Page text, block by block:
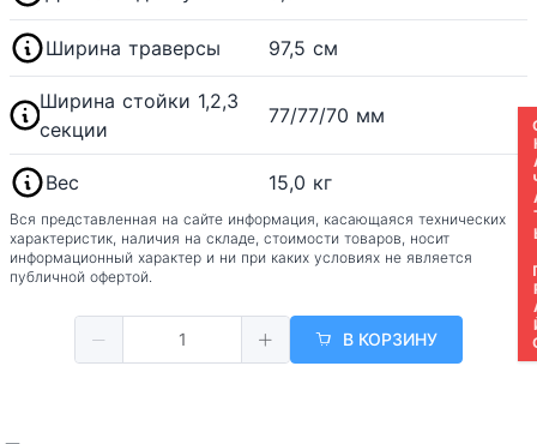
Ширина траверсы 97,5 см
Ширина стойки 1,2,3
секции
77/77/70 мм
Вес 15,0 кг
Вся представленная на сайте информация, касающаяся технических
характеристик, наличия на складе, стоимости товаров, носит
информационный характер и ни при каких условиях не является
публичной офертой.
В КОРЗИНУ